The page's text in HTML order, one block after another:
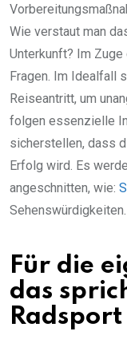
Wie verstaut man
Unterkunft? Im Zuge
Fragen. Im Idealfall
Reiseantritt, um
folgen essenzielle
sicherstellen, dass
Erfolg wird. Es
angeschnitten, wie:
Sehenswürdigkeiten.
Für die
das
Radsport